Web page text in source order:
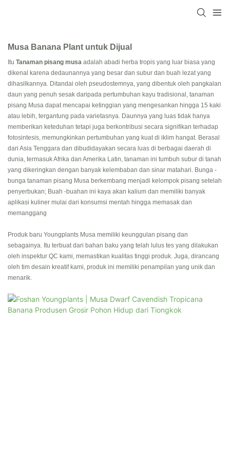
Musa Banana Plant untuk Dijual
Itu Tanaman pisang musa adalah abadi herba tropis yang luar biasa yang
dikenal karena dedaunannya yang besar dan subur dan buah lezat yang
dihasilkannya. Ditandai oleh pseudostemnya, yang dibentuk oleh pangkalan
daun yang penuh sesak daripada pertumbuhan kayu tradisional, tanaman
pisang Musa dapat mencapai ketinggian yang mengesankan hingga 15 kaki
atau lebih, tergantung pada varietasnya. Daunnya yang luas tidak hanya
memberikan keteduhan tetapi juga berkontribusi secara signifikan terhadap
fotosintesis, memungkinkan pertumbuhan yang kuat di iklim hangat. Berasal
dari Asia Tenggara dan dibudidayakan secara luas di berbagai daerah di
dunia, termasuk Afrika dan Amerika Latin, tanaman ini tumbuh subur di tanah
yang dikeringkan dengan banyak kelembaban dan sinar matahari. Bunga -
bunga tanaman pisang Musa berkembang menjadi kelompok pisang setelah
penyerbukan; Buah -buahan ini kaya akan kalium dan memiliki banyak
aplikasi kuliner mulai dari konsumsi mentah hingga memasak dan
memanggang
Produk baru Youngplants Musa memiliki keunggulan pisang dan
sebagainya. Itu terbuat dari bahan baku yang telah lulus tes yang dilakukan
oleh inspektur QC kami, memastikan kualitas tinggi produk. Juga, dirancang
oleh tim desain kreatif kami, produk ini memiliki penampilan yang unik dan
menarik.